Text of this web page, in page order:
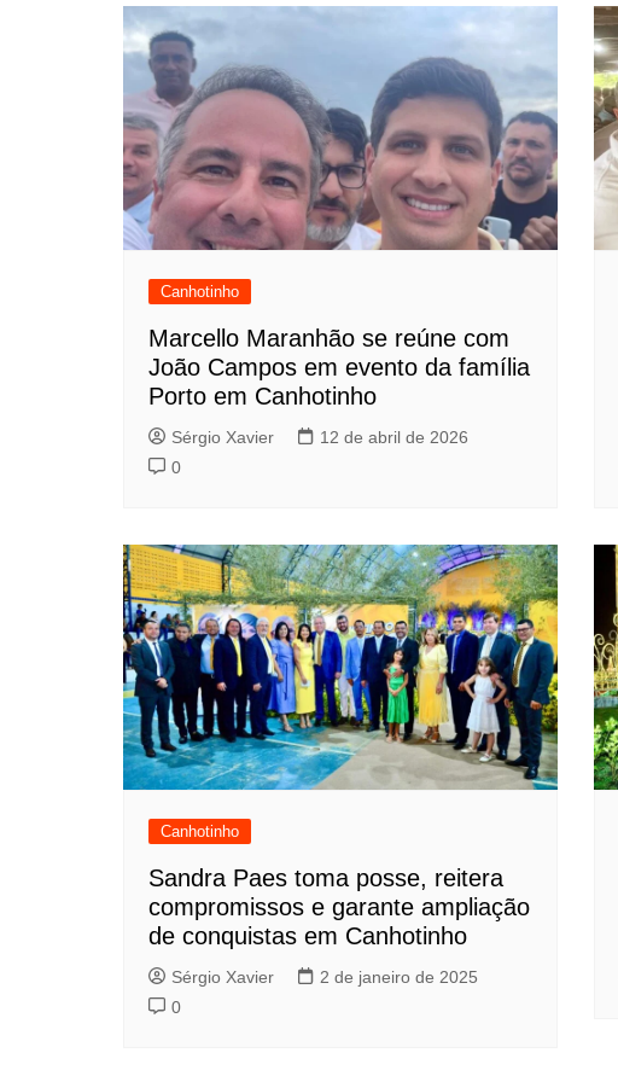
Canhotinho
Marcello Maranhão se reúne com
João Campos em evento da família
Porto em Canhotinho
Sérgio Xavier
12 de abril de 2026
0
Canhotinho
Sandra Paes toma posse, reitera
compromissos e garante ampliação
de conquistas em Canhotinho
Sérgio Xavier
2 de janeiro de 2025
0